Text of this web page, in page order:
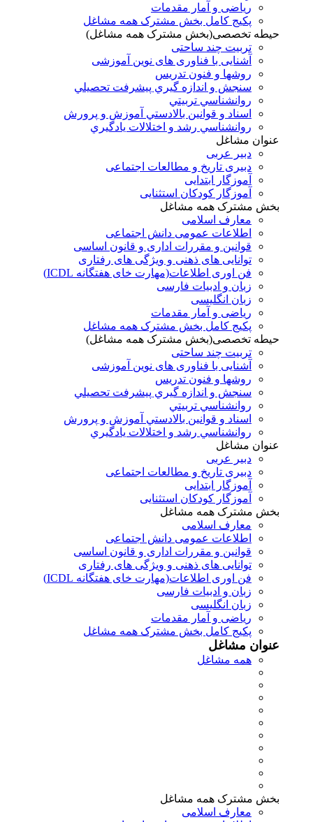
ریاضی و آمار مقدمات
پکیج کامل بخش مشترک همه مشاغل
حیطه تخصصی(بخش مشترک همه مشاغل)
تربیت چند ساحتی
آشنایی با فناوری های نوین آموزشی
روشها و فنون تدريس
سنجش و اندازه گيري پيشرفت تحصيلي
روانشناسي تربيتي
اسناد و قوانين بالادستي آموزش و پرورش
روانشناسي رشد و اختلالات يادگيري
عنوان مشاغل
دبير عربی
دبیری تاریخ و مطالعات اجتماعی
آموزگار ابتدایی
آموزگار کودکان استثنایی
بخش مشترک همه مشاغل
معارف اسلامی
اطلاعات عمومی دانش اجتماعی
قوانین و مقررات اداری و قانون اساسی
توانایی های ذهنی و ویژگی های رفتاری
فن اوری اطلاعات(مهارت خای هفتگانه ICDL)
زبان و ادبیات فارسی
زبان انگلیسی
ریاضی و آمار مقدمات
پکیج کامل بخش مشترک همه مشاغل
حیطه تخصصی(بخش مشترک همه مشاغل)
تربیت چند ساحتی
آشنایی با فناوری های نوین آموزشی
روشها و فنون تدريس
سنجش و اندازه گيري پيشرفت تحصيلي
روانشناسي تربيتي
اسناد و قوانين بالادستي آموزش و پرورش
روانشناسي رشد و اختلالات يادگيري
عنوان مشاغل
دبير عربی
دبیری تاریخ و مطالعات اجتماعی
آموزگار ابتدایی
آموزگار کودکان استثنایی
بخش مشترک همه مشاغل
معارف اسلامی
اطلاعات عمومی دانش اجتماعی
قوانین و مقررات اداری و قانون اساسی
توانایی های ذهنی و ویژگی های رفتاری
فن اوری اطلاعات(مهارت خای هفتگانه ICDL)
زبان و ادبیات فارسی
زبان انگلیسی
ریاضی و آمار مقدمات
پکیج کامل بخش مشترک همه مشاغل
عنوان مشاغل
همه مشاغل
بخش مشترک همه مشاغل
معارف اسلامی